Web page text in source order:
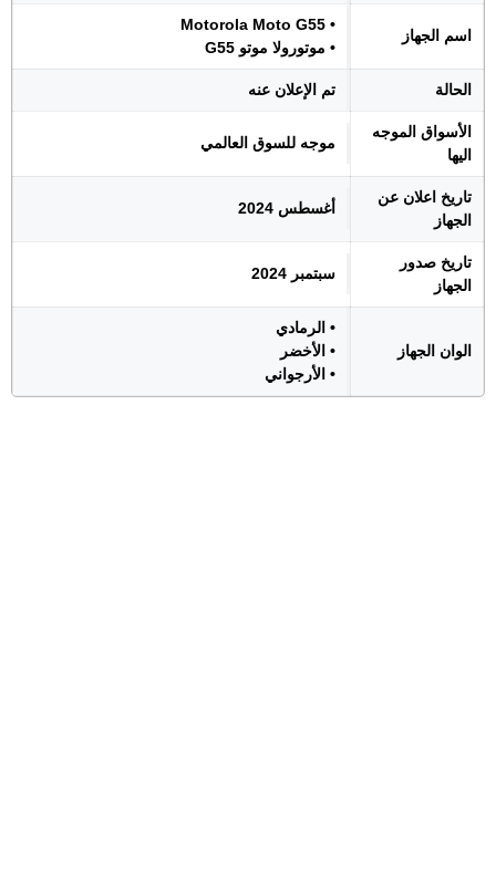
اسم الجهاز
• Motorola Moto G55
• موتورولا موتو G55
الحالة تم الإعلان عنه
الأسواق الموجه
اليها
موجه للسوق العالمي
تاريخ اعلان عن
الجهاز
أغسطس 2024
تاريخ صدور
الجهاز
سبتمبر 2024
الوان الجهاز
• الرمادي
• الأخضر
• الأرجواني